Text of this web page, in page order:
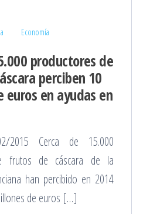
Economía
productores de
perciben 10
euros en ayudas en
2015 Cerca de 15.000
frutos de cáscara de la
han percibido en 2014
de euros […]